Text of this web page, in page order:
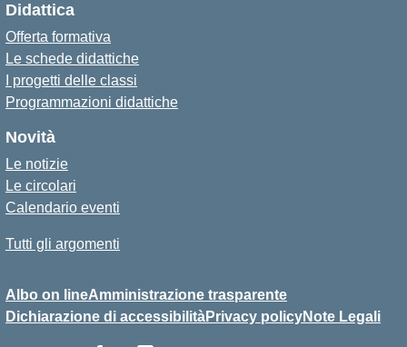
Didattica
Offerta formativa
Le schede didattiche
I progetti delle classi
Programmazioni didattiche
Novità
Le notizie
Le circolari
Calendario eventi
Tutti gli argomenti
Albo on lineAmministrazione trasparente
Dichiarazione di accessibilitàPrivacy policyNote Legali